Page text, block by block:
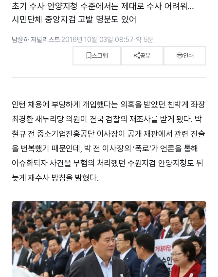
초기 수사 안양지청 수준에서는 제대로 수사 어려워…
시민단체 중앙지검 고발 명분도 있어
남윤하 저널리스트·2016년 10월 03일 08:57·약 5분
스크랩 공유 인쇄
인턴 채용에 부당하게 개입했다는 의혹을 받았던 친박계 좌장
최경환 새누리당 의원이 결국 검찰의 재조사를 받게 됐다. 박
철규 전 중소기업진흥공단 이사장이 공개 재판에서 관련 진술
을 번복했기 때문인데, 박 전 이사장의 ‘폭로’가 언론을 통해
이슈화되자 사건을 무혐의 처리했던 수원지검 안양지청도 뒤
늦게 재수사 방침을 밝혔다.